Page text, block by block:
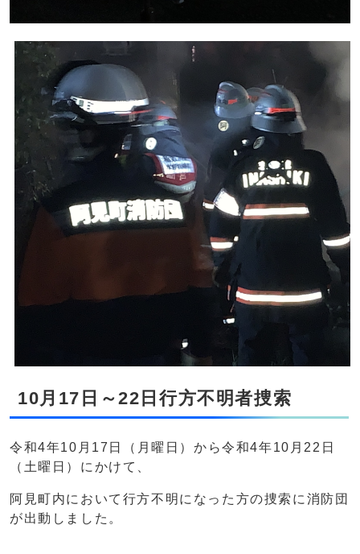
10月17日～22日行方不明者捜索
令和4年10月17日（月曜日）から令和4年10月22日
（土曜日）にかけて、
阿見町内において行方不明になった方の捜索に消防団
が出動しました。